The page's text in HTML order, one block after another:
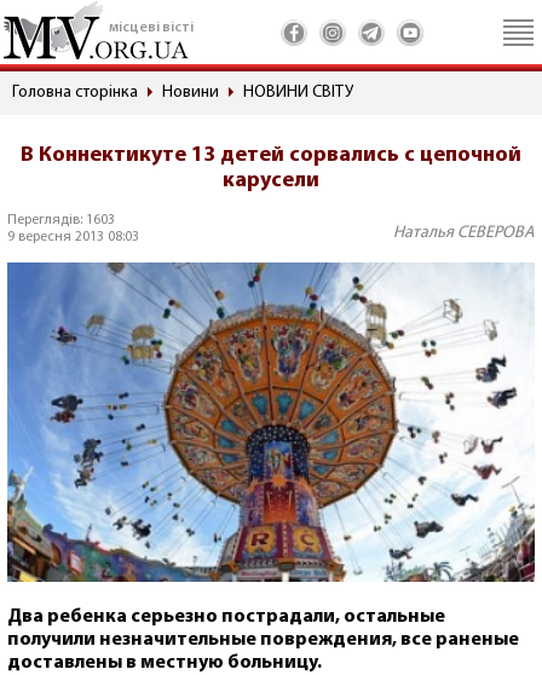
місцеві вісті
Головна сторінка Новини НОВИНИ СВІТУ
В Коннектикуте 13 детей сорвались с цепочной
карусели
Переглядів: 1603
9 вересня 2013 08:03
Наталья СЕВЕРОВА
Два ребенка серьезно пострадали, остальные
получили незначительные повреждения, все раненые
доставлены в местную больницу.